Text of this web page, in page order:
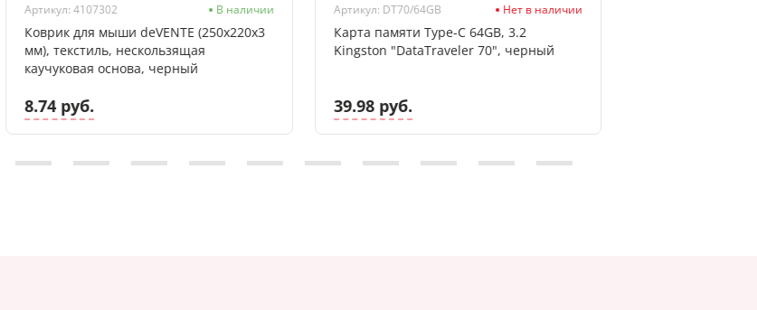
Артикул: 4107302 В наличии
Коврик для мыши deVENTE (250x220x3
мм), текстиль, нескользящая
каучуковая основа, черный
8.74 руб.
Артикул: DT70/64GB Нет в наличии
Карта памяти Type-C 64GB, 3.2
Kingston "DataTraveler 70", черный
39.98 руб.